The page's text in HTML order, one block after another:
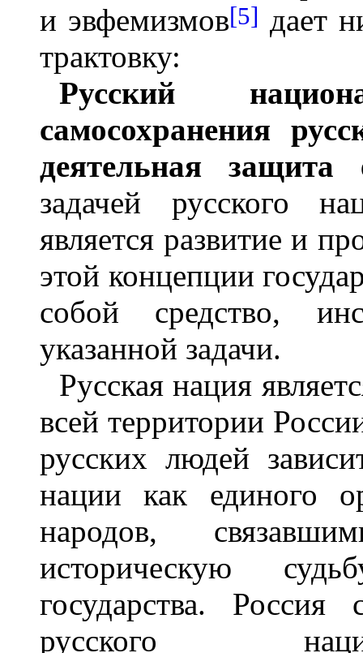
и эвфемизмов[5] дает
трактовку:
Русский
самосохранения
деятельная защита
задачей русского
является развитие и
этой концепции
собой средство,
указанной задачи.
Русская нация
всей территории
русских людей
нации как единого
народов,
историческую
государства.
русского